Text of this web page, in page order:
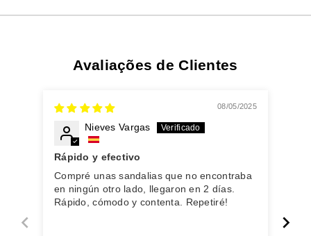
Avaliações de Clientes
08/05/2025
Nieves Vargas
Rápido y efectivo
Compré unas sandalias que no encontraba
en ningún otro lado, llegaron en 2 días.
Rápido, cómodo y contenta. Repetiré!